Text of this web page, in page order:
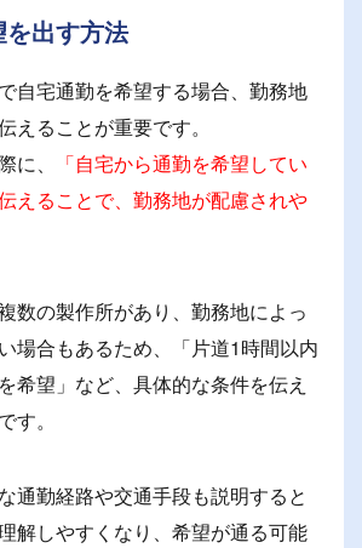
出す方法
自宅通勤を希望する場合、勤務地
えることが重要です。
に、
「自宅から通勤を希望してい
えることで、勤務地が配慮されや
数の製作所があり、勤務地によっ
場合もあるため、「片道1時間以内
希望」など、具体的な条件を伝え
す。
通勤経路や交通手段も説明すると
解しやすくなり、希望が通る可能